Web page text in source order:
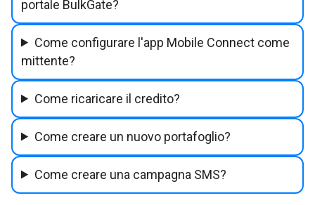
portale BulkGate?
Come configurare l'app Mobile Connect come
mittente?
Come ricaricare il credito?
Come creare un nuovo portafoglio?
Come creare una campagna SMS?